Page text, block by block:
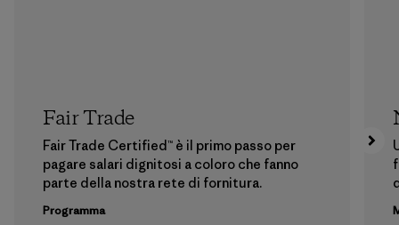
Fair Trade
Fair Trade Certified™ è il primo passo per
pagare salari dignitosi a coloro che fanno
parte della nostra rete di fornitura.
Programma